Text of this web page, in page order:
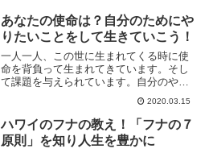
あなたの使命は？自分のためにや
りたいことをして生きていこう！
一人一人、この世に生まれてくる時に使
命を背負って生まれてきています。そし
て課題を与えられています。自分のやり
たいことをやっていく中で、使命に気づ
けることもあります。これからの時代は
好きなことを仕事にして生きていきませ
んか？
2020.03.15
ハワイのフナの教え！「フナの７
原則」を知り人生を豊かに